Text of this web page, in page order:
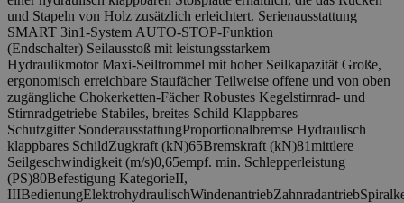
und Stapeln von Holz zusätzlich erleichtert. Serienausstattung
SMART 3in1-System AUTO-STOP-Funktion
(Endschalter) Seilausstoß mit leistungsstarkem
Hydraulikmotor Maxi-Seiltrommel mit hoher Seilkapazität Große,
ergonomisch erreichbare Staufächer Teilweise offene und von oben
zugängliche Chokerketten-Fächer Robustes Kegelstirnrad- und
Stirnradgetriebe Stabiles, breites Schild Klappbares
Schutzgitter SonderausstattungProportionalbremse Hydraulisch
klappbares SchildZugkraft (kN)65Bremskraft (kN)81mittlere
Seilgeschwindigkeit (m/s)0,65empf. min. Schlepperleistung
(PS)80Befestigung KategorieII,